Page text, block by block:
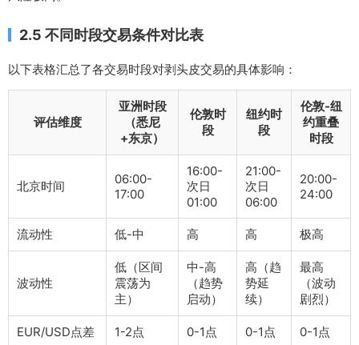
2.5 不同时段交易条件对比表
以下表格汇总了各交易时段对剥头皮交易的具体影响：
评估维度
亚洲时段
（悉尼
+东京）
伦敦时
段
纽约时
段
伦敦-纽
约重叠
时段
北京时间
06:00-
17:00
16:00-
次日
01:00
21:00-
次日
06:00
20:00-
24:00
流动性 低-中 高 高 极高
波动性
低（区间
震荡为
主）
中-高
（趋势
启动）
高（趋
势延
续）
最高
（波动
剧烈）
EUR/USD点差 1-2点 0-1点 0-1点 0-1点